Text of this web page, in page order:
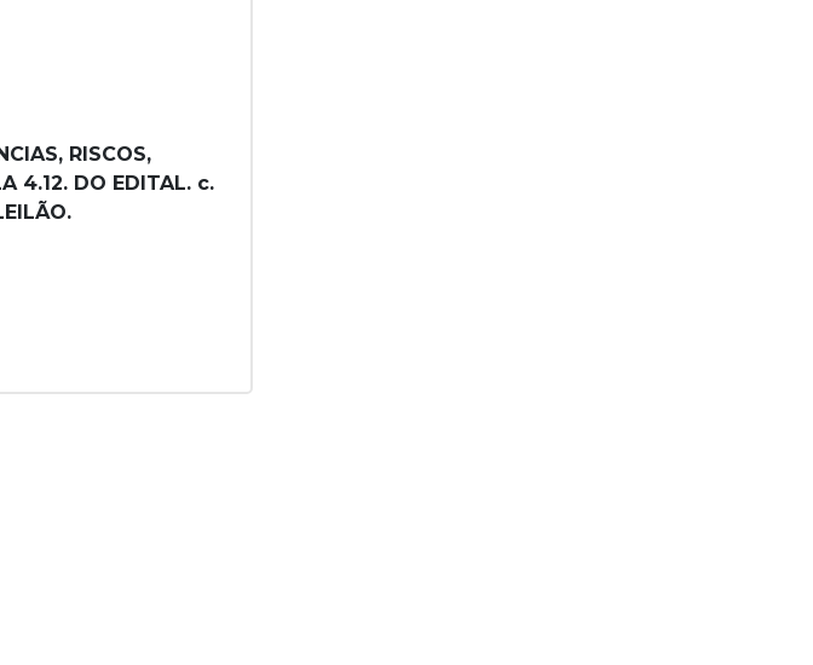
RISCOS,
4.12. DO EDITAL. c.